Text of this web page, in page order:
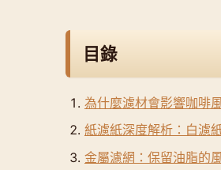
目錄
為什麼濾材會影響咖啡
紙濾紙深度解析：白濾
金屬濾網：保留油脂的